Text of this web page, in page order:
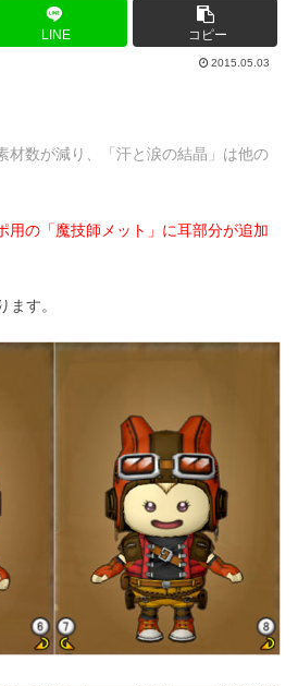
LINE コピー
2015.05.03
材数が減り、「汗と涙の結晶」は他の
の「魔技師メット」に耳部分が追加
ます。